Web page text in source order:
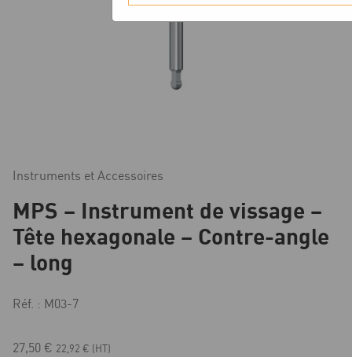
Instruments et Accessoires
MPS – Instrument de vissage –
Tête hexagonale – Contre-angle
– long
Réf. : M03-7
27,50 € 22,92 € (HT)